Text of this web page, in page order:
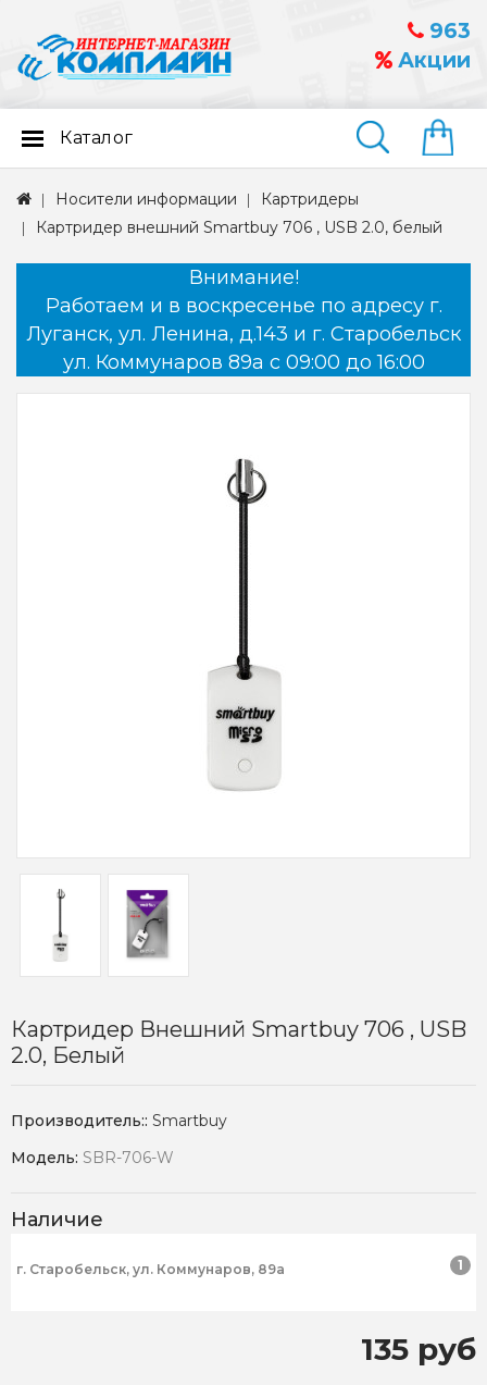
963
Акции
Найти
Каталог
Носители информации
Картридеры
Картридер внешний Smartbuy 706 , USB 2.0, белый
Внимание!
Работаем и в воскресенье по адресу г.
Луганск, ул. Ленина, д.143 и г. Старобельск
ул. Коммунаров 89а с 09:00 до 16:00
Картридер Внешний Smartbuy 706 , USB
2.0, Белый
Производитель:: Smartbuy
Модель: SBR-706-W
Наличие
г. Старобельск, ул. Коммунаров, 89а 1
135 руб